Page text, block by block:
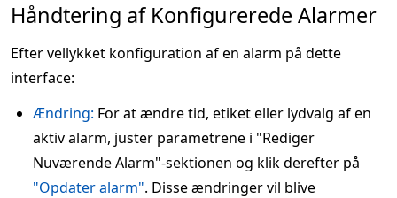
Håndtering af Konfigurerede Alarmer
Efter vellykket konfiguration af en alarm på dette
interface:
Ændring: For at ændre tid, etiket eller lydvalg af en
aktiv alarm, juster parametrene i "Rediger
Nuværende Alarm"-sektionen og klik derefter på
"Opdater alarm". Disse ændringer vil blive